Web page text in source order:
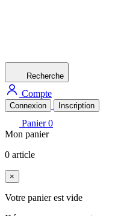
Recherche
Compte
Connexion Inscription
Panier 0
Mon panier
0 article
×
Votre panier est vide